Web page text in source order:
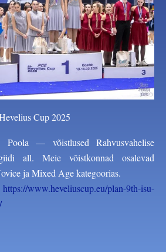
Cup 2025​
Poola — võistlused Rahvusvahelise
all. Meie võistkonnad osalevad
ja Mixed Age kategoorias.
https://www.heveliuscup.eu/plan-9th-isu-